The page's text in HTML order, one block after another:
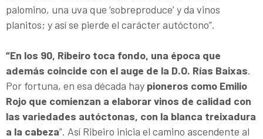
palomino, una uva que ‘sobreproduce’ y da vinos
planitos; y así se pierde el carácter autóctono”.
“En los 90, Ribeiro toca fondo, una época que
además coincide con el auge de la D.O. Rías Baixas.
Por fortuna, en esa década hay pioneros como Emilio
Rojo que comienzan a elaborar vinos de calidad con
las variedades autóctonas, con la blanca treixadura
a la cabeza”. Así Ribeiro inicia el camino ascendente al